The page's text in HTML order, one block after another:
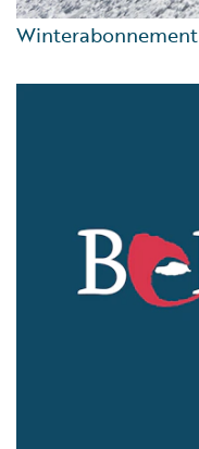
Winterabonnement